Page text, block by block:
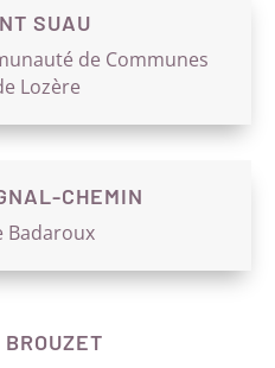
SUAU
de Communes
Lozère
CHEMIN
Badaroux